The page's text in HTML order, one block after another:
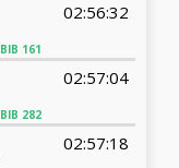
BIB 161
02:56:32
BIB 282
02:57:04
02:57:18